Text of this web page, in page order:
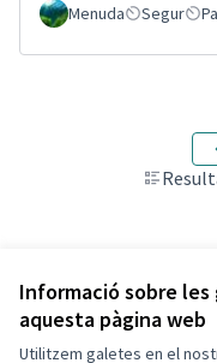
Informació sobre
aquesta pàgina web
Utilitzem galetes en el
Menuda Segur
Veure totes les propostes
Termes i condicions d'ús